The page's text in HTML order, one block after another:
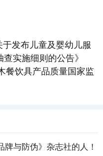
发布儿童及婴幼儿服
实施细则的公告》
餐饮具产品质量国家监
与防伪》杂志社的人！